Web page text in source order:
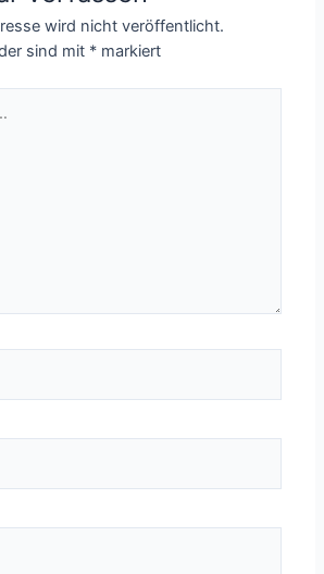
wird nicht veröffentlicht.
sind mit * markiert